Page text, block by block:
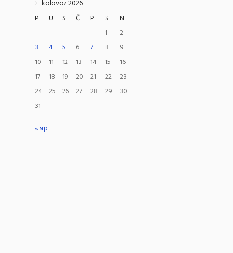
kolovoz 2026
P
U S Č P S
N
1
2
3
4 5 6 7 8
9
10
11 12 13 14 15
16
17
18 19 20 21 22
23
24
25 26 27 28 29
30
31
« srp